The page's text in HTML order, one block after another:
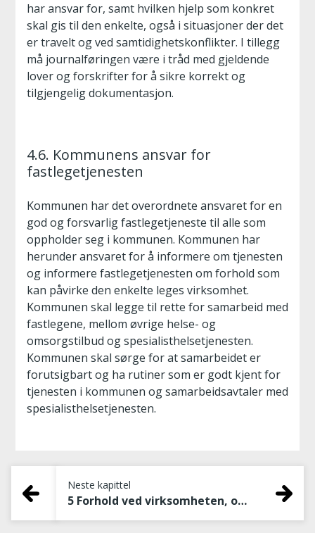
har ansvar for, samt hvilken hjelp som konkret
skal gis til den enkelte, også i situasjoner der det
er travelt og ved samtidighetskonflikter. I tillegg
må journalføringen være i tråd med gjeldende
lover og forskrifter for å sikre korrekt og
tilgjengelig dokumentasjon.
4.6. Kommunens ansvar for
fastlegetjenesten
Kommunen har det overordnete ansvaret for en
god og forsvarlig fastlegetjeneste til alle som
oppholder seg i kommunen. Kommunen har
herunder ansvaret for å informere om tjenesten
og informere fastlegetjenesten om forhold som
kan påvirke den enkelte leges virksomhet.
Kommunen skal legge til rette for samarbeid med
fastlegene, mellom øvrige helse- og
omsorgstilbud og spesialisthelsetjenesten.
Kommunen skal sørge for at samarbeidet er
forutsigbart og ha rutiner som er godt kjent for
tjenesten i kommunen og samarbeidsavtaler med
spesialisthelsetjenesten.
Neste kapittel
5 Forhold ved virksomheten, organisering, prosedyrer, rutiner og praksis